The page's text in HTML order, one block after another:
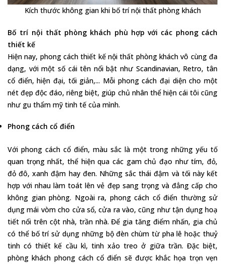
Kích thước không gian khi bố trí nội thất phòng khách
Bố trí nội thất phòng khách phù hợp với các phong cách
thiết kế
Hiện nay, phong cách thiết kế nội thất phòng khách vô cùng đa
dạng, với một số cái tên nổi bật như Scandinavian, Retro, tân
cổ điển, hiện đại, tối giản,... Mỗi phong cách đại diện cho một
nét đẹp độc đáo, riêng biệt, giúp chủ nhân thể hiện cái tôi cũng
như gu thẩm mỹ tinh tế của mình.
Phong cách cổ điển
Với phong cách cổ điển, màu sắc là một trong những yếu tố
quan trọng nhất, thể hiện qua các gam chủ đạo như tím, đỏ,
đỏ đô, xanh đậm hay đen. Những sắc thái đậm và tối này kết
hợp với nhau làm toát lên vẻ đẹp sang trọng và đẳng cấp cho
không gian phòng. Ngoài ra, phong cách cổ điển thường sử
dụng mái vòm cho cửa sổ, cửa ra vào, cũng như tận dụng hoạ
tiết nổi trên cột nhà, trần nhà. Để gia tăng điểm nhấn, gia chủ
có thể bố trí sử dụng những bộ đèn chùm từ pha lê hoặc thuỷ
tinh có thiết kế cầu kì, tinh xảo treo ở giữa trần. Đặc biệt,
phòng khách phong cách cổ điển sẽ được khắc họa trọn vẹn